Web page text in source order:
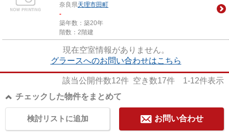
奈良県天理市田町
-
築年数：築20年
階数：2階建
現在空室情報がありません。
グラースへのお問い合わせはこちら
該当公開件数12件 空き数17件 1-12件表示
チェックした物件をまとめて
お問い合わせ
検討リストに追加